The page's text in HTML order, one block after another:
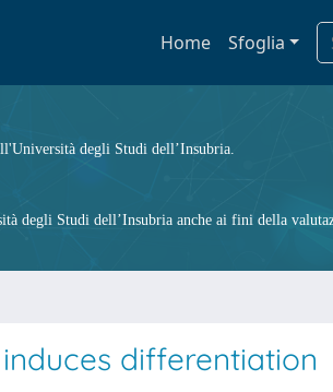
Home Sfoglia
degli Studi dell’Insubria.
degli Studi dell’Insubria anche ai fini della
differentiation